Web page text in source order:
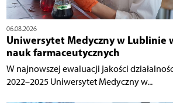
06.08.2026
Uniwersytet Medyczny w Lublinie
nauk farmaceutycznych
W najnowszej ewaluacji jakości
2022–2025 Uniwersytet Medyczny w...